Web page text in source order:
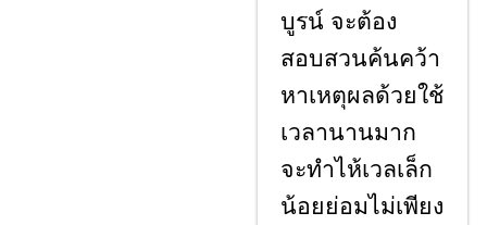
บูรน์ จะต้อง
สอบสวนค้นคว้า
หาเหตุผลด้วยใช้
เวลานานมาก
จะทำไห้เวลเล็ก
น้อยย่อมไม่เพียง